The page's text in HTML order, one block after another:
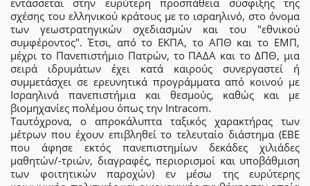
σχέσης του ελληνικού κράτους με το ισραηλινό, στο όνομα
των γεωστρατηγικών σχεδιασμών και του "εθνικού
συμφέροντος". Έτσι, από το ΕΚΠΑ, το ΑΠΘ και το ΕΜΠ,
μέχρι το Πανεπιστήμιο Πατρών, το ΠΑΔΑ και το ΔΠΘ, μια
σειρά ιδρυμάτων έχει κατά καιρούς συνεργαστεί ή
συμμετάσχει σε ερευνητικά προγράμματα από κοινού με
Ισραηλινά πανεπιστήμια και θεσμούς, καθώς και με
βιομηχανίες πολέμου όπως την Intracom.
Ταυτόχρονα, ο απροκάλυπτα ταξικός χαρακτήρας των
μέτρων που έχουν επιβληθεί το τελευταίο διάστημα (ΕΒΕ
που άφησε εκτός πανεπιστημίων δεκάδες χιλιάδες
μαθητών/-τριών, διαγραφές, περιορισμοί και υποβάθμιση
των φοιτητικών παροχών) εν μέσω της ευρύτερης